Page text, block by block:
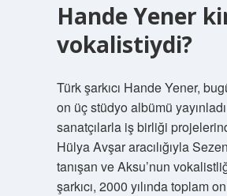
Hande Yener
vokalistiydi?
Türk şarkıcı Hande Yener,
on üç stüdyo albümü
sanatçılarla iş birliği
Hülya Avşar aracılığıyla
tanışan ve Aksu’nun
şarkıcı, 2000 yılında toplam